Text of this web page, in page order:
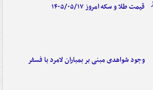
قیمت طلا و سکه امروز ۱۴۰۵/۰۵/۱۷
وجود شواهدی مبنی بر بمباران لامرد با فسفر